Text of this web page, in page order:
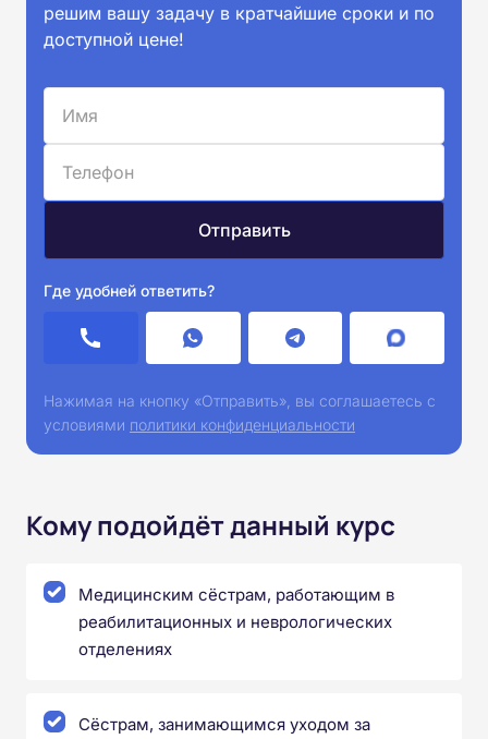
решим вашу задачу в кратчайшие сроки и по
доступной цене!
Где удобней ответить?
Нажимая на кнопку «Отправить», вы соглашаетесь с
условиями политики конфиденциальности
Кому подойдёт данный курс
Медицинским сёстрам, работающим в
реабилитационных и неврологических
отделениях
Сёстрам, занимающимся уходом за